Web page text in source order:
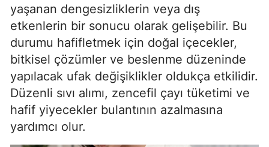
yaşanan dengesizliklerin veya dış
etkenlerin bir sonucu olarak gelişebilir. Bu
durumu hafifletmek için doğal içecekler,
bitkisel çözümler ve beslenme düzeninde
yapılacak ufak değişiklikler oldukça etkilidir.
Düzenli sıvı alımı, zencefil çayı tüketimi ve
hafif yiyecekler bulantının azalmasına
yardımcı olur.